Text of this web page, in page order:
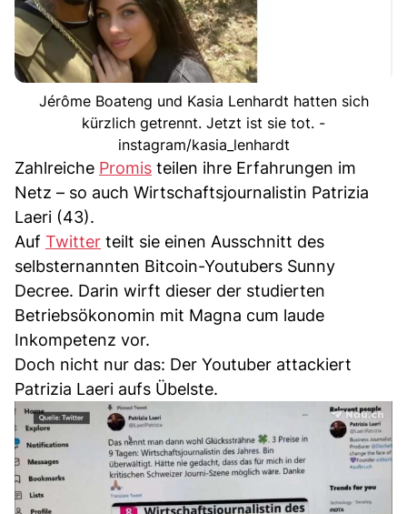
Jérôme Boateng und Kasia Lenhardt hatten sich
kürzlich getrennt. Jetzt ist sie tot. -
instagram/kasia_lenhardt
Zahlreiche Promis teilen ihre Erfahrungen im
Netz – so auch Wirtschaftsjournalistin Patrizia
Laeri (43).
Auf Twitter teilt sie einen Ausschnitt des
selbsternannten Bitcoin-Youtubers Sunny
Decree. Darin wirft dieser der studierten
Betriebsökonomin mit Magna cum laude
Inkompetenz vor.
Doch nicht nur das: Der Youtuber attackiert
Patrizia Laeri aufs Übelste.